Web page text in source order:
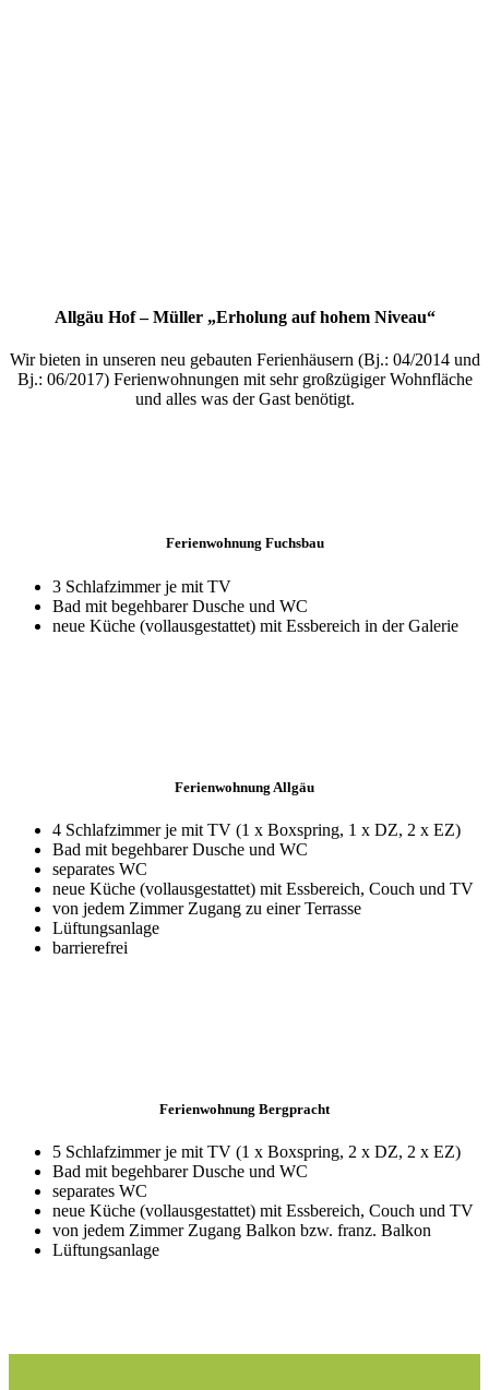
Allgäu Hof – Müller „Erholung auf hohem Niveau“
Wir bieten in unseren neu gebauten Ferienhäusern (Bj.: 04/2014 und
Bj.: 06/2017) Ferienwohnungen mit sehr großzügiger Wohnfläche
und alles was der Gast benötigt.
Ferienwohnung Fuchsbau
3 Schlafzimmer je mit TV
Bad mit begehbarer Dusche und WC
neue Küche (vollausgestattet) mit Essbereich in der Galerie
Ferienwohnung Allgäu
4 Schlafzimmer je mit TV (1 x Boxspring, 1 x DZ, 2 x EZ)
Bad mit begehbarer Dusche und WC
separates WC
neue Küche (vollausgestattet) mit Essbereich, Couch und TV
von jedem Zimmer Zugang zu einer Terrasse
Lüftungsanlage
barrierefrei
Ferienwohnung Bergpracht
5 Schlafzimmer je mit TV (1 x Boxspring, 2 x DZ, 2 x EZ)
Bad mit begehbarer Dusche und WC
separates WC
neue Küche (vollausgestattet) mit Essbereich, Couch und TV
von jedem Zimmer Zugang Balkon bzw. franz. Balkon
Lüftungsanlage